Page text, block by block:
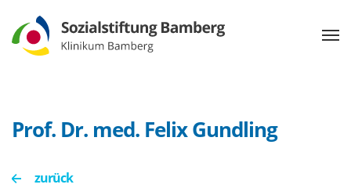
Prof. Dr. med. Felix Gundling
zurück